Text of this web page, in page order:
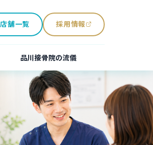
店舗一覧 採用情報
（別ウィンドウで開きます）
品川接骨院の流儀